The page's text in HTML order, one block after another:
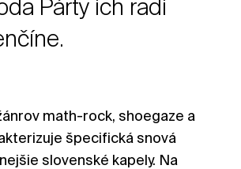
Párty ich radi
math-rock, shoegaze a
špecifická snová
slovenské kapely. Na